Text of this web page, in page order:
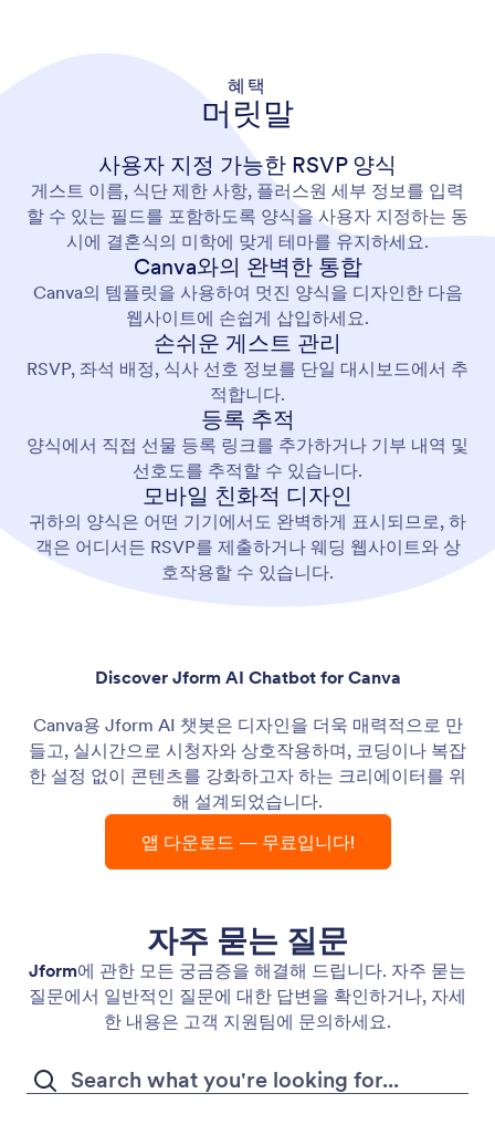
혜택
머릿말
사용자 지정 가능한 RSVP 양식
게스트 이름, 식단 제한 사항, 플러스원 세부 정보를 입력
할 수 있는 필드를 포함하도록 양식을 사용자 지정하는 동
시에 결혼식의 미학에 맞게 테마를 유지하세요.
Canva와의 완벽한 통합
Canva의 템플릿을 사용하여 멋진 양식을 디자인한 다음
웹사이트에 손쉽게 삽입하세요.
손쉬운 게스트 관리
RSVP, 좌석 배정, 식사 선호 정보를 단일 대시보드에서 추
적합니다.
등록 추적
양식에서 직접 선물 등록 링크를 추가하거나 기부 내역 및
선호도를 추적할 수 있습니다.
모바일 친화적 디자인
귀하의 양식은 어떤 기기에서도 완벽하게 표시되므로, 하
객은 어디서든 RSVP를 제출하거나 웨딩 웹사이트와 상
호작용할 수 있습니다.
Discover Jform AI Chatbot for Canva
Canva용 Jform AI 챗봇은 디자인을 더욱 매력적으로 만
들고, 실시간으로 시청자와 상호작용하며, 코딩이나 복잡
한 설정 없이 콘텐츠를 강화하고자 하는 크리에이터를 위
해 설계되었습니다.
앱 다운로드 — 무료입니다!
자주 묻는 질문
Jform에 관한 모든 궁금증을 해결해 드립니다. 자주 묻는
질문에서 일반적인 질문에 대한 답변을 확인하거나, 자세
한 내용은 고객 지원팀에 문의하세요.